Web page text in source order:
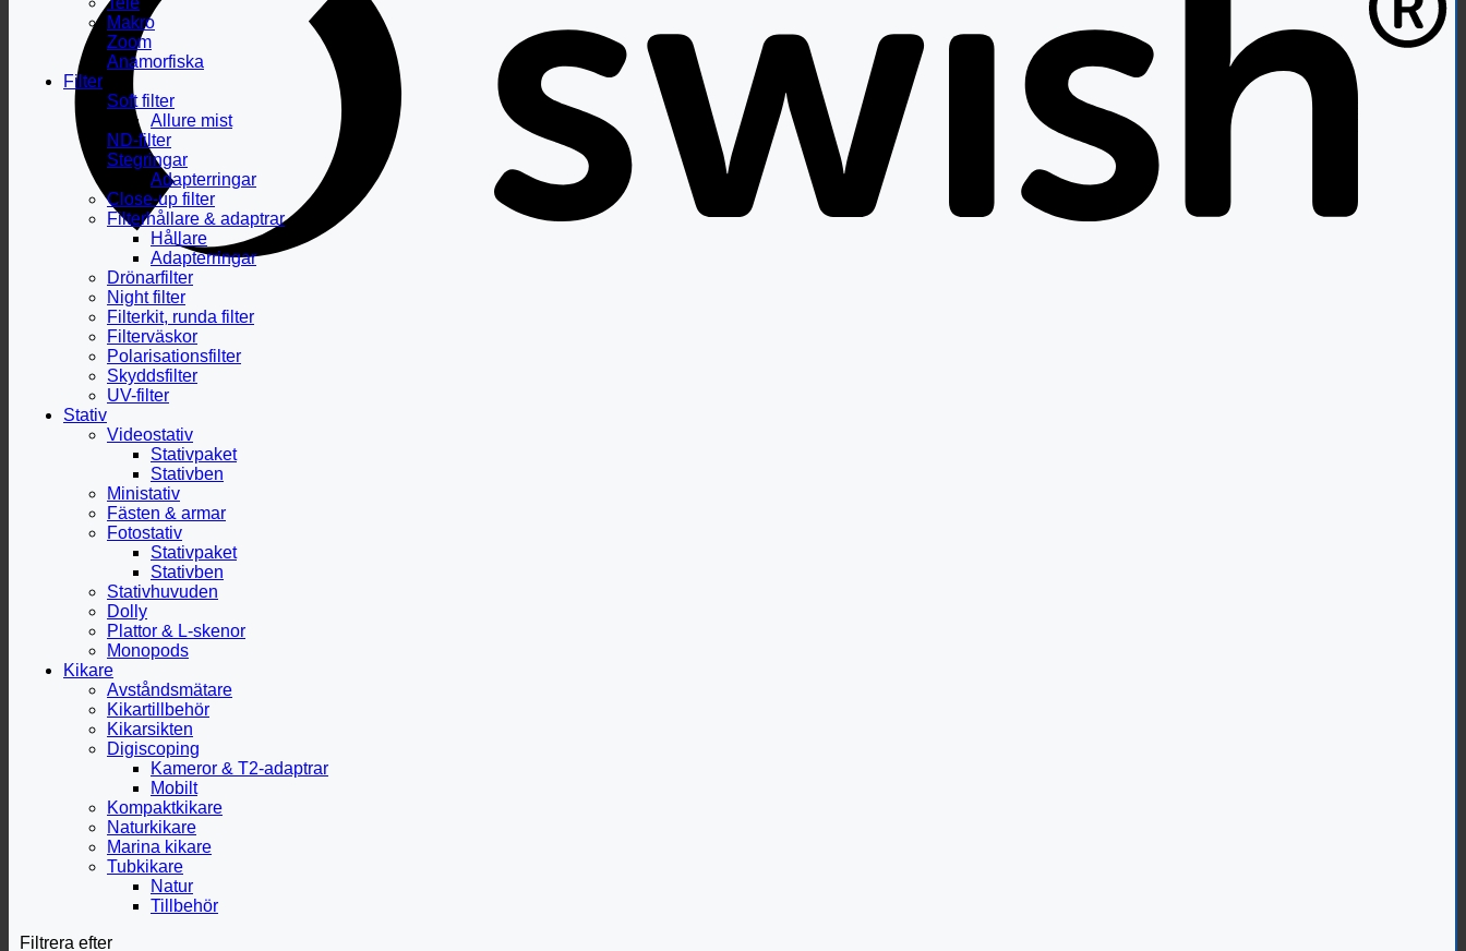
Makro
Zoom
Anamorfiska
Filter
Soft filter
Allure mist
ND-filter
Stegringar
Adapterringar
Close-up filter
Filterhållare & adaptrar
Hållare
Adapterringar
Drönarfilter
Night filter
Filterkit, runda filter
Filterväskor
Polarisationsfilter
Skyddsfilter
UV-filter
Stativ
Videostativ
Stativpaket
Stativben
Ministativ
Fästen & armar
Fotostativ
Stativpaket
Stativben
Stativhuvuden
Dolly
Plattor & L-skenor
Monopods
Kikare
Avståndsmätare
Kikartillbehör
Kikarsikten
Digiscoping
Kameror & T2-adaptrar
Mobilt
Kompaktkikare
Naturkikare
Marina kikare
Tubkikare
Natur
Tillbehör
Filtrera efter